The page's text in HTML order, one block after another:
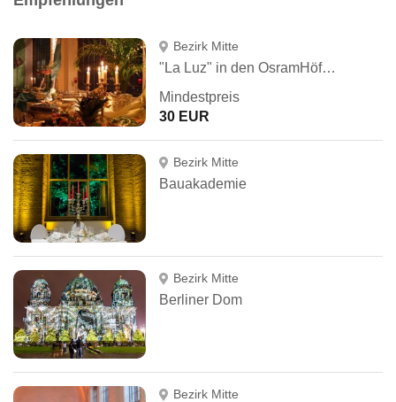
Bezirk Mitte
"La Luz" in den OsramHöfen
Mindestpreis
30 EUR
Bezirk Mitte
Bauakademie
Bezirk Mitte
Berliner Dom
Bezirk Mitte